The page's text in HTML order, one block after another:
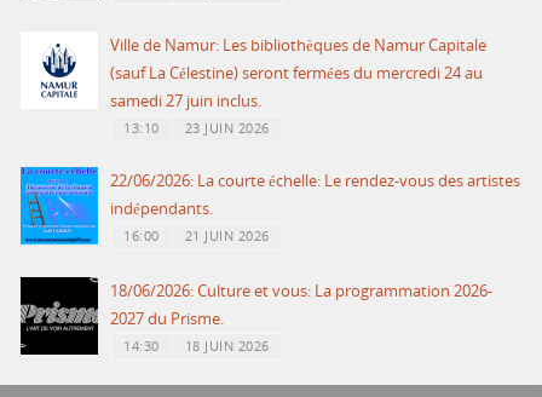
Ville de Namur: Les bibliothèques de Namur Capitale
(sauf La Célestine) seront fermées du mercredi 24 au
samedi 27 juin inclus.
13:10 23 JUIN 2026
22/06/2026: La courte échelle: Le rendez-vous des artistes
indépendants.
16:00 21 JUIN 2026
18/06/2026: Culture et vous: La programmation 2026-
2027 du Prisme.
14:30 18 JUIN 2026